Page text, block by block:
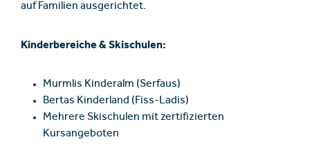
auf Familien ausgerichtet.
Kinderbereiche & Skischulen:
Murmlis Kinderalm (Serfaus)
Bertas Kinderland (Fiss-Ladis)
Mehrere Skischulen mit zertifizierten
Kursangeboten